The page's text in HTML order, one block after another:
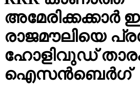
അമേരിക്കക്കാര്‍
രാജമൗലിയെ
ഹോളിവുഡ്
ഐസന്‍ബെര്‍ഗ്